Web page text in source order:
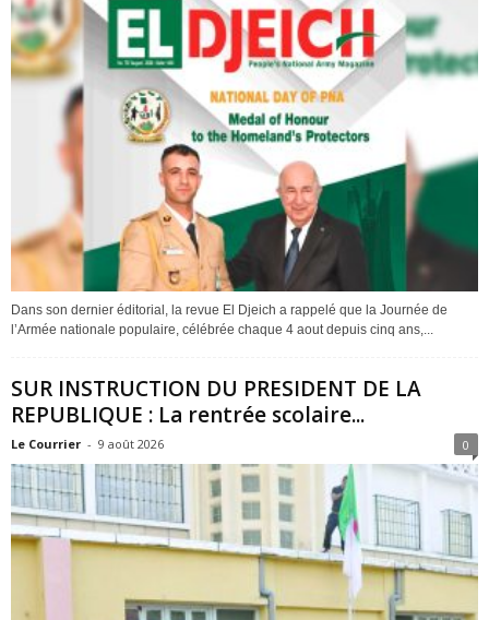
Dans son dernier éditorial, la revue El Djeich a rappelé que la Journée de
l’Armée nationale populaire, célébrée chaque 4 aout depuis cinq ans,...
SUR INSTRUCTION DU PRESIDENT DE LA
REPUBLIQUE : La rentrée scolaire...
Le Courrier - 9 août 2026 0